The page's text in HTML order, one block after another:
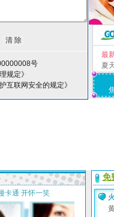
号
规定》
互联网安全的规定》
最
夏